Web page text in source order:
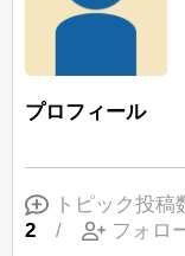
プロフィール
トピック投稿
2 / フォロ